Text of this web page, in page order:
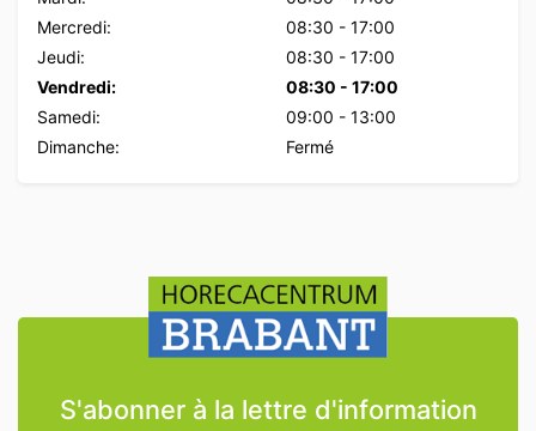
Mercredi:
08:30 - 17:00
Jeudi:
08:30 - 17:00
Vendredi:
08:30 - 17:00
Samedi:
09:00 - 13:00
Dimanche:
Fermé
S'abonner à la lettre d'information